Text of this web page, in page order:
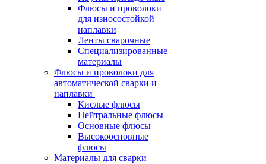
Флюсы и проволоки
для износостойкой
наплавки
Ленты сварочные
Специализированные
материалы
Флюсы и проволоки для
автоматической сварки и
наплавки
Кислые флюсы
Нейтральные флюсы
Основные флюсы
Высокоосновные
флюсы
Материалы для сварки